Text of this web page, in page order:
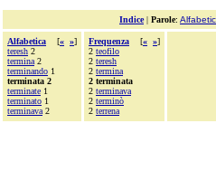
Indice| Parole:
Alfabetica [« »]
teresh 2
termina 2
terminando 1
terminata 2
terminate 1
terminato 1
terminava 2
Frequenza [« »]
2 teofilo
2 teresh
2 termina
2 terminata
2 terminava
2 terminò
2 terrena